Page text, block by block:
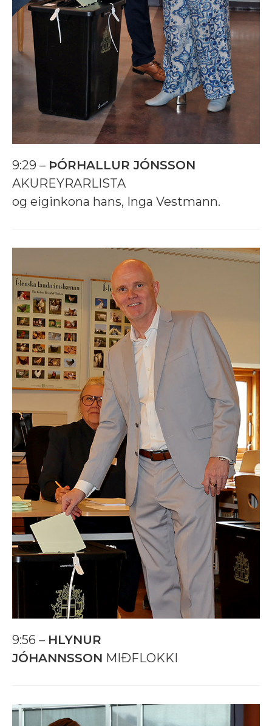
9:29 – ÞÓRHALLUR JÓNSSON
AKUREYRARLISTA
og eiginkona hans, Inga Vestmann.
9:56 – HLYNUR
JÓHANNSSON MIÐFLOKKI